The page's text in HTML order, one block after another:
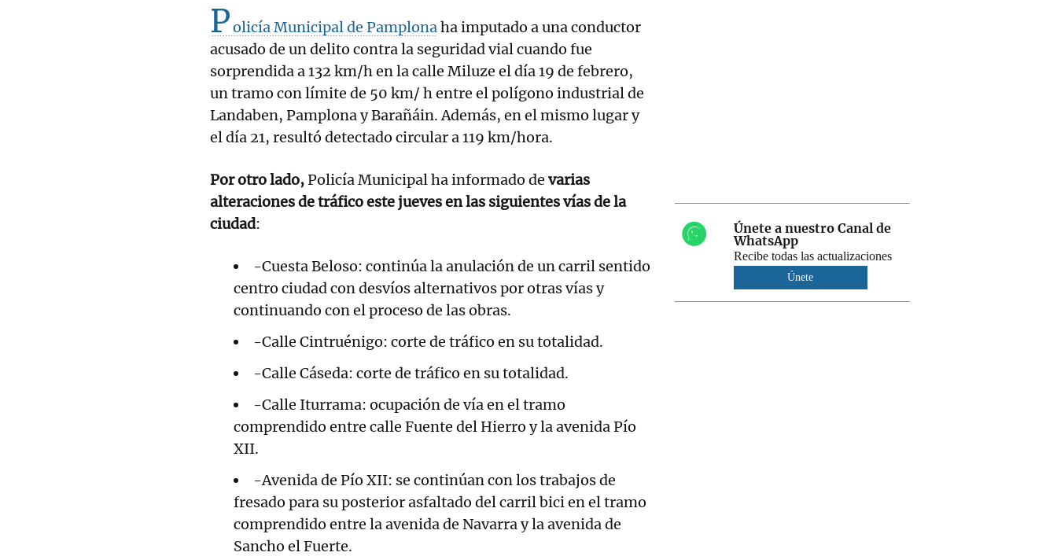
Policía Municipal de Pamplonaha imputado a una conductor
acusado de un delito contra la seguridad vial cuando fue
sorprendida a 132 km/h en la calle Miluze el día 19 de febrero,
un tramo con límite de 50 km/ h entre el polígono industrial de
Landaben, Pamplona y Barañáin. Además, en el mismo lugar y
el día 21, resultó detectado circular a 119 km/hora.
Por otro lado,Policía Municipal ha informado de varias
alteraciones de tráfico este jueves en las siguientes vías de la
ciudad:
-Cuesta Beloso: continúa la anulación de un carril sentido
centro ciudad con desvíos alternativos por otras vías y
continuando con el proceso de las obras.
-Calle Cintruénigo: corte de tráfico en su totalidad.
-Calle Cáseda: corte de tráfico en su totalidad.
-Calle Iturrama: ocupación de vía en el tramo
comprendido entre calle Fuente del Hierro y la avenida Pío
XII.
-Avenida de Pío XII: se continúan con los trabajos de
fresado para su posterior asfaltado del carril bici en el tramo
comprendido entre la avenida de Navarra y la avenida de
Sancho el Fuerte.
Únete a nuestro Canal de
WhatsApp
Recibe todas las actualizaciones
Únete